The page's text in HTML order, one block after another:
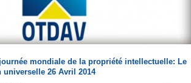
mondiale de la propriété intellectuelle: Le
26 Avril 2014